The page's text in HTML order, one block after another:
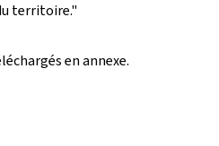
territoire."
en annexe.